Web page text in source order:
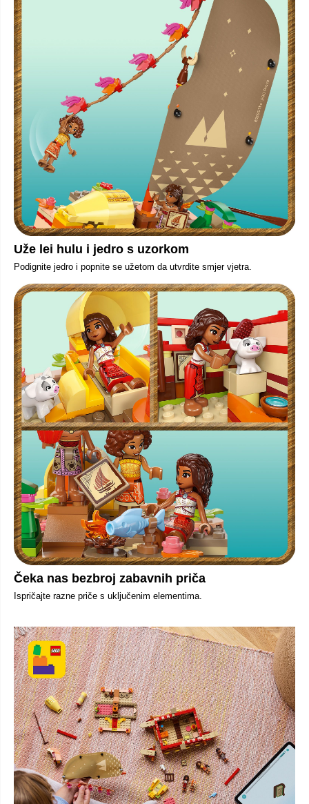
Uže lei hulu i jedro s uzorkom
Podignite jedro i popnite se užetom da utvrdite smjer vjetra.
Čeka nas bezbroj zabavnih priča
Ispričajte razne priče s uključenim elementima.